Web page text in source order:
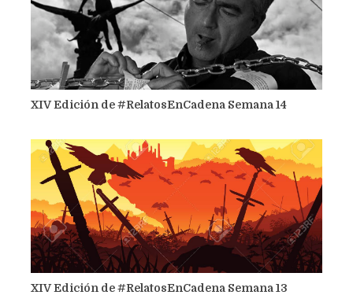
XIV Edición de #RelatosEnCadena Semana 14
XIV Edición de #RelatosEnCadena Semana 13